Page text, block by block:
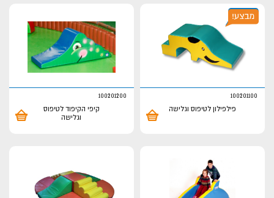
100201100
פילפילון לטיפוס וגלישה
100201200
קיפי הקיפוד לטיפוס
וגלישה